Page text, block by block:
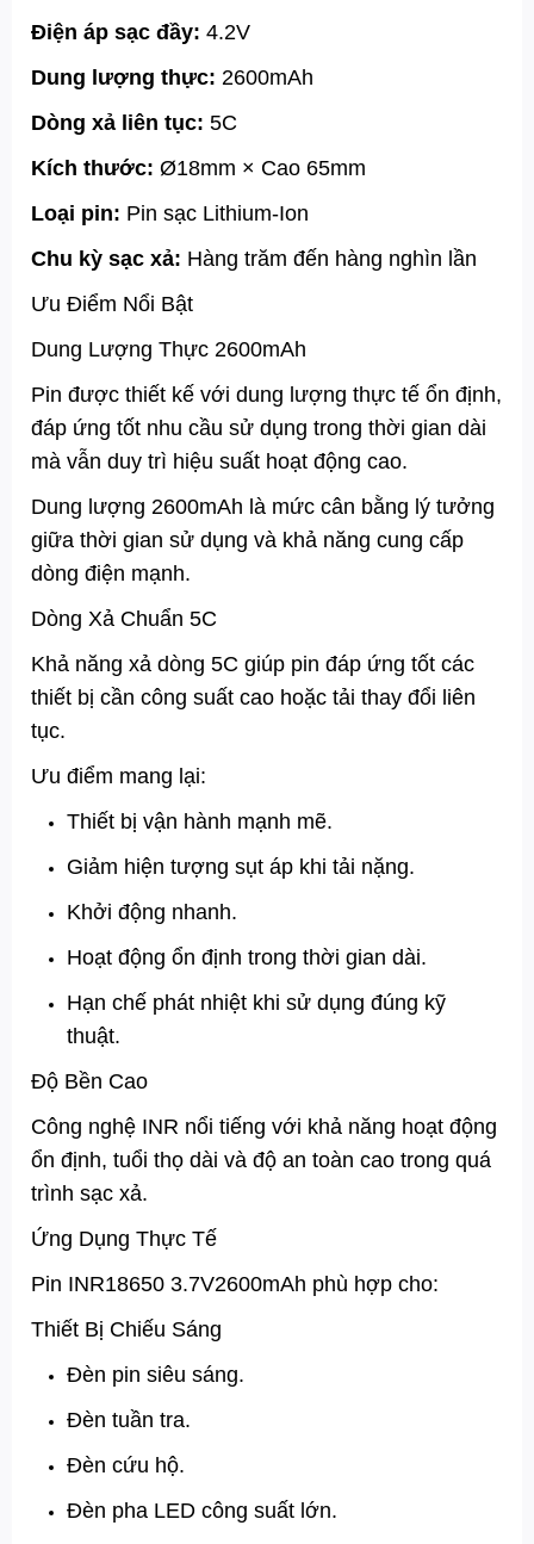
Điện áp sạc đầy: 4.2V
Dung lượng thực: 2600mAh
Dòng xả liên tục: 5C
Kích thước: Ø18mm × Cao 65mm
Loại pin: Pin sạc Lithium-Ion
Chu kỳ sạc xả: Hàng trăm đến hàng nghìn lần
Ưu Điểm Nổi Bật
Dung Lượng Thực 2600mAh
Pin được thiết kế với dung lượng thực tế ổn định,
đáp ứng tốt nhu cầu sử dụng trong thời gian dài
mà vẫn duy trì hiệu suất hoạt động cao.
Dung lượng 2600mAh là mức cân bằng lý tưởng
giữa thời gian sử dụng và khả năng cung cấp
dòng điện mạnh.
Dòng Xả Chuẩn 5C
Khả năng xả dòng 5C giúp pin đáp ứng tốt các
thiết bị cần công suất cao hoặc tải thay đổi liên
tục.
Ưu điểm mang lại:
Thiết bị vận hành mạnh mẽ.
Giảm hiện tượng sụt áp khi tải nặng.
Khởi động nhanh.
Hoạt động ổn định trong thời gian dài.
Hạn chế phát nhiệt khi sử dụng đúng kỹ
thuật.
Độ Bền Cao
Công nghệ INR nổi tiếng với khả năng hoạt động
ổn định, tuổi thọ dài và độ an toàn cao trong quá
trình sạc xả.
Ứng Dụng Thực Tế
Pin INR18650 3.7V2600mAh phù hợp cho:
Thiết Bị Chiếu Sáng
Đèn pin siêu sáng.
Đèn tuần tra.
Đèn cứu hộ.
Đèn pha LED công suất lớn.